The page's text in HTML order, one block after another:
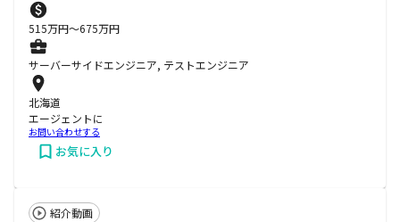
515万円〜675万円
サーバーサイドエンジニア, テストエンジニア
北海道
エージェントに
お問い合わせする
お気に入り
紹介動画